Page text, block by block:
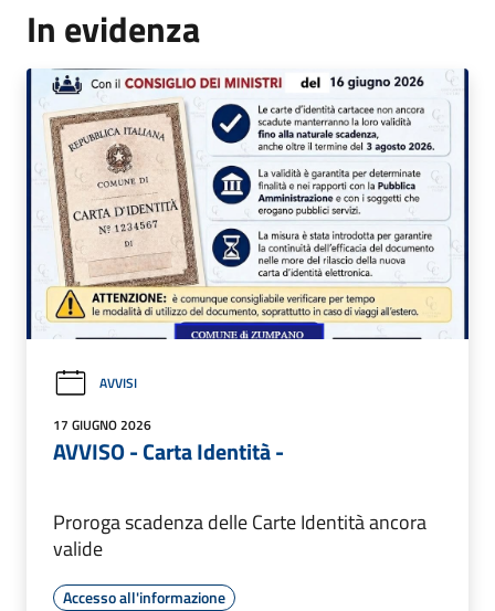
In evidenza
AVVISI
17 GIUGNO 2026
AVVISO - Carta Identità -
Proroga scadenza delle Carte Identità ancora
valide
Accesso all'informazione